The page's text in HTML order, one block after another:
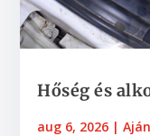
Hőség és
aug 6, 2026 |